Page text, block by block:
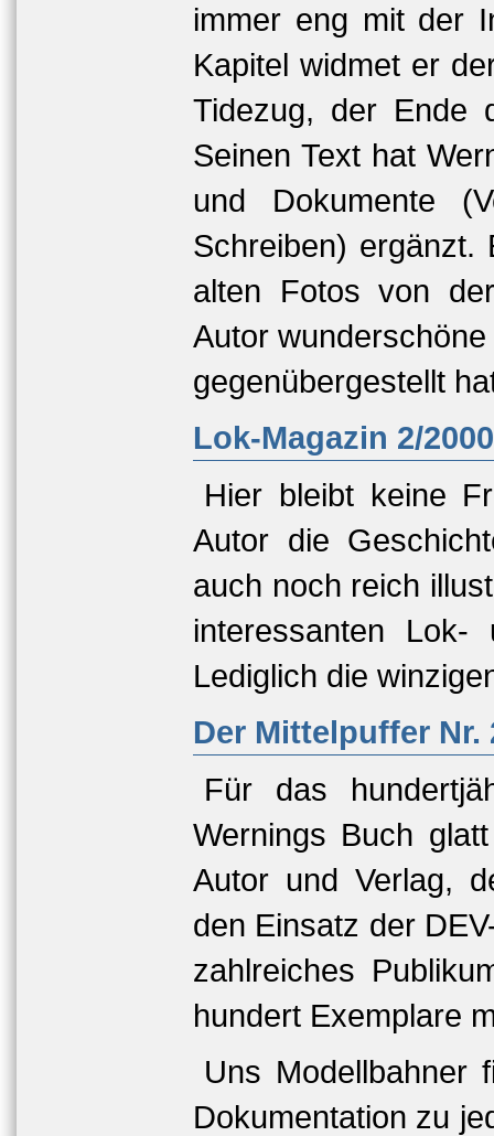
immer eng mit der
Kapitel widmet er
Tidezug, der Ende
Seinen Text hat
und Dokumente
Schreiben) ergänzt.
alten Fotos von
Autor
gegenübergestellt
Lok-Magazin 2/2000
Hier bleibt keine
Autor die
auch noch reich
interessanten Lok-
Lediglich die
Der Mittelpuffer Nr.
Für das
Wernings Buch
Autor und Verlag,
den Einsatz der
zahlreiches
hundert Exemplare
Uns Modellbahner
Dokumentation zu